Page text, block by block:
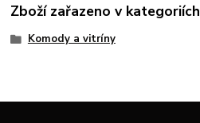
Zboží zařazeno v kategoriích
Komody a vitríny